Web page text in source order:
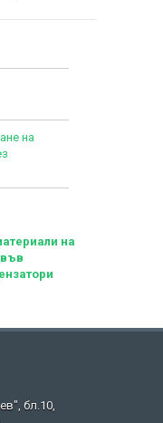
на
на
бл.10,